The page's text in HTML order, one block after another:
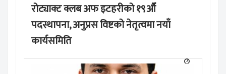
रोट्याक्ट क्लब अफ इटहरीको १९औँ
पदस्थापना, अनुप्रस विष्टको नेतृत्वमा नयाँ
कार्यसमिति